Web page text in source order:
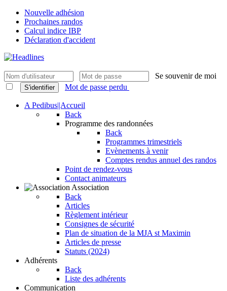
Nouvelle adhésion
Prochaines randos
Calcul indice IBP
Déclaration d'accident
Se souvenir de moi
S'identifier Mot de passe perdu
A Pedibus||Accueil
Back
Programme des randonnées
Back
Programmes trimestriels
Evènements à venir
Comptes rendus annuel des randos
Point de rendez-vous
Contact animateurs
Association
Back
Articles
Règlement intérieur
Consignes de sécurité
Plan de situation de la MJA st Maximin
Articles de presse
Statuts (2024)
Adhérents
Back
Liste des adhérents
Communication